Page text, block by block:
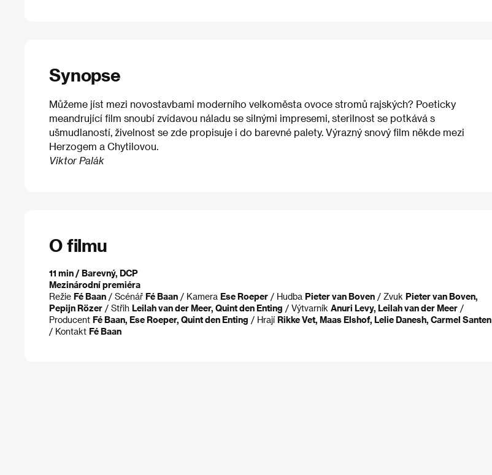
Synopse
Můžeme jíst mezi novostavbami moderního velkoměsta ovoce stromů rajských? Poeticky
meandrující film snoubí zvídavou náladu se silnými impresemi, sterilnost se potkává s
ušmudlaností, živelnost se zde propisuje i do barevné palety. Výrazný snový film někde mezi
Herzogem a Chytilovou.
Viktor Palák
O filmu
11 min / Barevný, DCP
Mezinárodní premiéra
Režie Fé Baan / Scénář Fé Baan / Kamera Ese Roeper / Hudba Pieter van Boven / Zvuk Pieter van Boven,
Pepijn Rözer / Střih Leilah van der Meer, Quint den Enting / Výtvarník Anuri Levy, Leilah van der Meer /
Producent Fé Baan, Ese Roeper, Quint den Enting / Hrají Rikke Vet, Maas Elshof, Lelie Danesh, Carmel Santen
/ Kontakt Fé Baan